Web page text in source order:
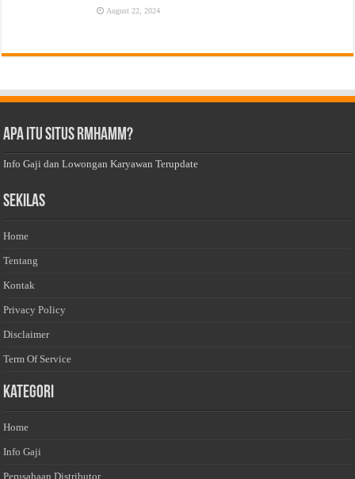
August 22, 2024
Apa Itu Situs Rmhamm?
Info Gaji dan Lowongan Karyawan Terupdate
Sekilas
Home
Tentang
Kontak
Privacy Policy
Disclaimer
Term Of Service
Kategori
Home
Info Gaji
Perusahaan Distributor